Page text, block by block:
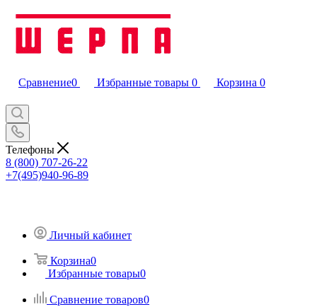
Сравнение0 Избранные товары 0 Корзина 0
Телефоны
8 (800) 707-26-22
+7(495)940-96-89
Личный кабинет
Корзина0
Избранные товары0
Сравнение товаров0